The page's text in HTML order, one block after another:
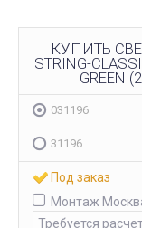
КУПИТЬ
STRING-
GREEN
031196
31196
Под заказ
Монтаж